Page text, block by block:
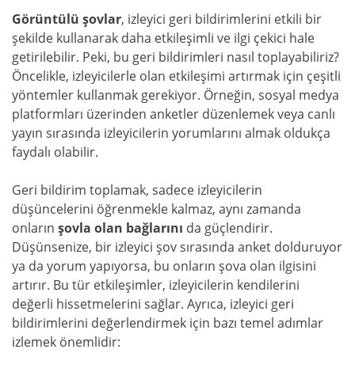
Görüntülü şovlar, izleyici geri bildirimlerini etkili bir
şekilde kullanarak daha etkileşimli ve ilgi çekici hale
getirilebilir. Peki, bu geri bildirimleri nasıl toplayabiliriz?
Öncelikle, izleyicilerle olan etkileşimi artırmak için çeşitli
yöntemler kullanmak gerekiyor. Örneğin, sosyal medya
platformları üzerinden anketler düzenlemek veya canlı
yayın sırasında izleyicilerin yorumlarını almak oldukça
faydalı olabilir.
Geri bildirim toplamak, sadece izleyicilerin
düşüncelerini öğrenmekle kalmaz, aynı zamanda
onların şovla olan bağlarını da güçlendirir.
Düşünsenize, bir izleyici şov sırasında anket dolduruyor
ya da yorum yapıyorsa, bu onların şova olan ilgisini
artırır. Bu tür etkileşimler, izleyicilerin kendilerini
değerli hissetmelerini sağlar. Ayrıca, izleyici geri
bildirimlerini değerlendirmek için bazı temel adımlar
izlemek önemlidir: